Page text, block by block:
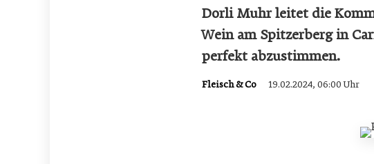
Dorli Muhr leitet die
Wein am Spitzerberg in
perfekt abzustimmen.
Fleisch & Co 19.02.2024, 06:00 Uhr